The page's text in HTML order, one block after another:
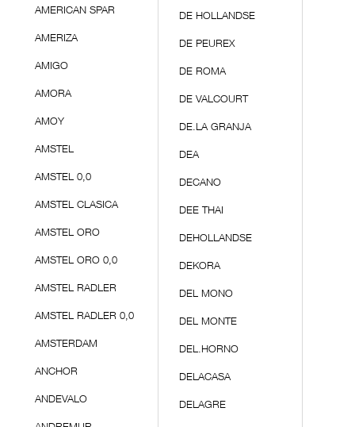
AMERICAN SPAR
AMERIZA
AMIGO
AMORA
AMOY
AMSTEL
AMSTEL 0,0
AMSTEL CLASICA
AMSTEL ORO
AMSTEL ORO 0,0
AMSTEL RADLER
AMSTEL RADLER 0,0
AMSTERDAM
ANCHOR
ANDEVALO
DE HOLLANDSE
DE PEUREX
DE ROMA
DE VALCOURT
DE.LA GRANJA
DEA
DECANO
DEE THAI
DEHOLLANDSE
DEKORA
DEL MONO
DEL MONTE
DEL.HORNO
DELACASA
DELAGRE